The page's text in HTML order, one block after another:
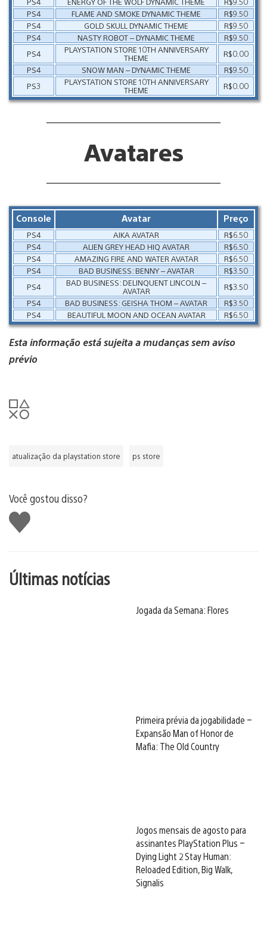
PS4
FLAME AND SMOKE DYNAMIC THEME
R$9.50
PS4
GOLD SKULL DYNAMIC THEME
R$9.50
PS4
NASTY ROBOT – DYNAMIC THEME
R$9.50
PS4
PLAYSTATION STORE 10TH ANNIVERSARY
THEME
R$0.00
PS4
SNOW MAN – DYNAMIC THEME
R$9.50
PS3
PLAYSTATION STORE 10TH ANNIVERSARY
THEME
R$0.00
Avatares
Console Avatar Preço
PS4 AIKA AVATAR
R$6.50
PS4
ALIEN GREY HEAD HIQ AVATAR
R$6.50
PS4
AMAZING FIRE AND WATER AVATAR
R$6.50
PS4
BAD BUSINESS: BENNY – AVATAR
R$3.50
PS4
BAD BUSINESS: DELINQUENT LINCOLN –
AVATAR
R$3.50
PS4
BAD BUSINESS: GEISHA THOM – AVATAR
R$3.50
PS4
BEAUTIFUL MOON AND OCEAN AVATAR R$6.50
Esta informação está sujeita a mudanças sem aviso
prévio
atualização da playstation store ps store
Você gostou disso?
Curtir
Últimas notícias
Jogada da Semana: Flores
Primeira prévia da jogabilidade –
Expansão Man of Honor de
Mafia: The Old Country
Jogos mensais de agosto para
assinantes PlayStation Plus –
Dying Light 2 Stay Human:
Reloaded Edition, Big Walk,
Signalis